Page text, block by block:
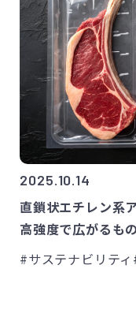
2025.10.14
直鎖状エチレン系
高強度で広がるも
#サステナビリティ